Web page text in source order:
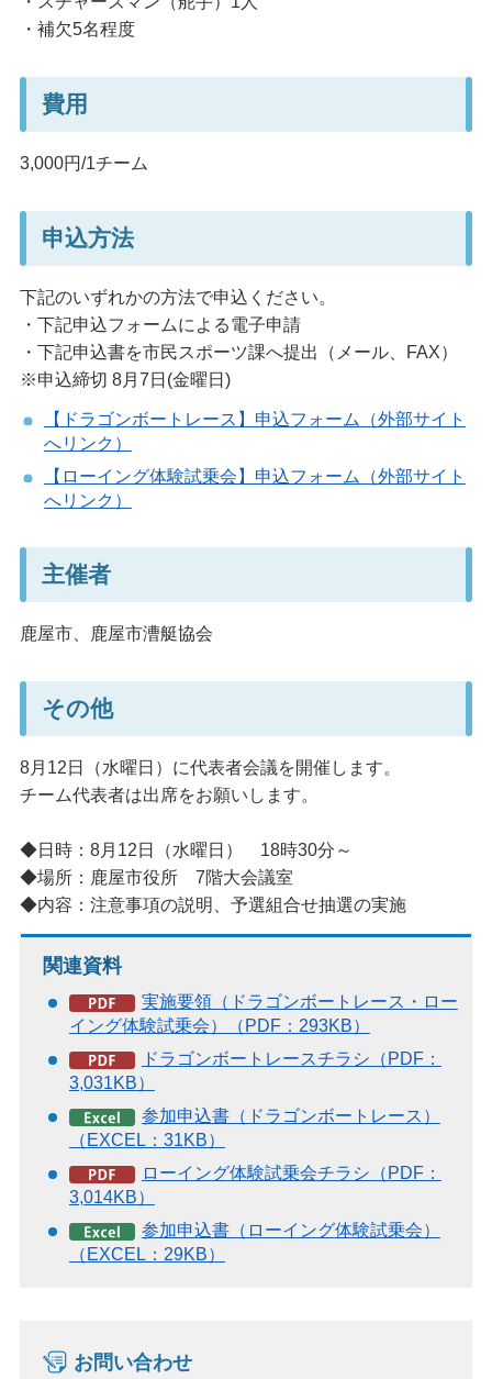
・補欠5名程度
費用
3,000円/1チーム
申込方法
下記のいずれかの方法で申込ください。
・下記申込フォームによる電子申請
・下記申込書を市民スポーツ課へ提出（メール、FAX）
※申込締切 8月7日(金曜日)
【ドラゴンボートレース】申込フォーム（外部サイト
へリンク）
【ローイング体験試乗会】申込フォーム（外部サイト
へリンク）
主催者
鹿屋市、鹿屋市漕艇協会
その他
8月12日（水曜日）に代表者会議を開催します。
チーム代表者は出席をお願いします。
◆日時：8月12日（水曜日） 18時30分～
◆場所：鹿屋市役所 7階大会議室
◆内容：注意事項の説明、予選組合せ抽選の実施
関連資料
実施要領（ドラゴンボートレース・ロー
イング体験試乗会）（PDF：293KB）
ドラゴンボートレースチラシ（PDF：
3,031KB）
参加申込書（ドラゴンボートレース）
（EXCEL：31KB）
ローイング体験試乗会チラシ（PDF：
3,014KB）
参加申込書（ローイング体験試乗会）
（EXCEL：29KB）
お問い合わせ